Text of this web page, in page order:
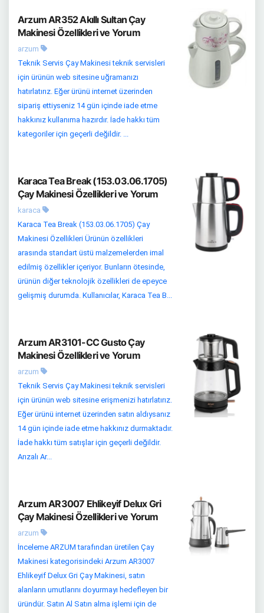
Arzum AR352 Akıllı Sultan Çay
Makinesi Özellikleri ve Yorum
arzum
Teknik Servis Çay Makinesi teknik servisleri
için ürünün web sitesine uğramanızı
hatırlatırız. Eğer ürünü internet üzerinden
sipariş ettiyseniz 14 gün içinde iade etme
hakkınız kullanıma hazırdır. İade hakkı tüm
kategoriler için geçerli değildir. ...
Karaca Tea Break (153.03.06.1705)
Çay Makinesi Özellikleri ve Yorum
karaca
Karaca Tea Break (153.03.06.1705) Çay
Makinesi Özellikleri Ürünün özellikleri
arasında standart üstü malzemelerden imal
edilmiş özellikler içeriyor. Bunların ötesinde,
ürünün diğer teknolojik özellikleri de epeyce
gelişmiş durumda. Kullanıcılar, Karaca Tea B...
Arzum AR3101-CC Gusto Çay
Makinesi Özellikleri ve Yorum
arzum
Teknik Servis Çay Makinesi teknik servisleri
için ürünün web sitesine erişmenizi hatırlatırız.
Eğer ürünü internet üzerinden satın aldıysanız
14 gün içinde iade etme hakkınız durmaktadır.
İade hakkı tüm satışlar için geçerli değildir.
Arızalı Ar...
Arzum AR3007 Ehlikeyif Delux Gri
Çay Makinesi Özellikleri ve Yorum
arzum
İnceleme ARZUM tarafından üretilen Çay
Makinesi kategorisindeki Arzum AR3007
Ehlikeyif Delux Gri Çay Makinesi, satın
alanların umutlarını doyurmayı hedefleyen bir
üründür. Satın Al Satın alma işlemi için de